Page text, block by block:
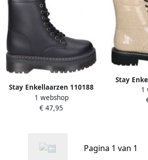
Stay Enkellaarzen 110188
1 webshop
€ 47,95
Stay
1
Pagina 1 van 1